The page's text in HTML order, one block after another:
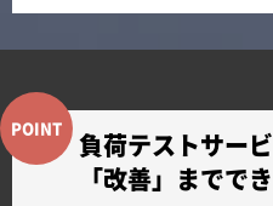
負荷テストサー
「改善」までで